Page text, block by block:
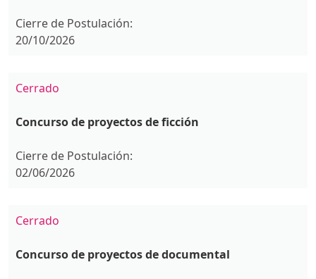
Cierre de Postulación:
20/10/2026
Cerrado
Concurso de proyectos de ficción
Cierre de Postulación:
02/06/2026
Cerrado
Concurso de proyectos de documental